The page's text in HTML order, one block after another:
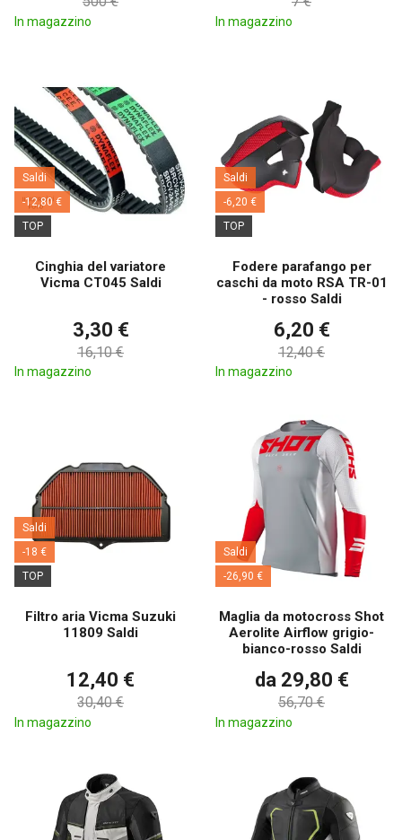
In magazzino In magazzino
Saldi
-12,80 €
TOP
Cinghia del variatore
Vicma CT045 Saldi
3,30 €
16,10 €
In magazzino
Saldi
-6,20 €
TOP
Fodere parafango per
caschi da moto RSA TR-01
- rosso Saldi
6,20 €
12,40 €
In magazzino
Saldi
-18 €
TOP
Filtro aria Vicma Suzuki
11809 Saldi
12,40 €
30,40 €
In magazzino
Saldi
-26,90 €
Maglia da motocross Shot
Aerolite Airflow grigio-
bianco-rosso Saldi
da 29,80 €
56,70 €
In magazzino